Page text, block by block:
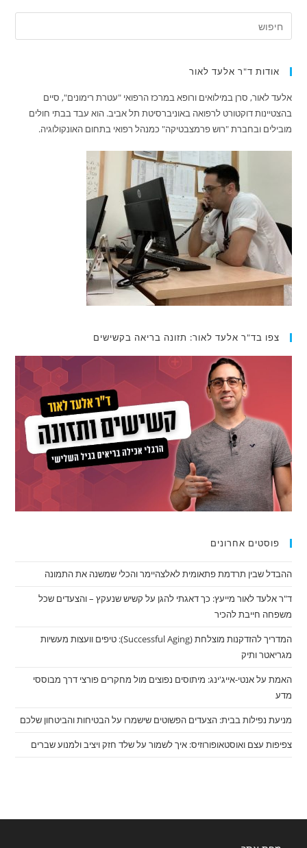
אודות ד"ר אלעד לאור
אלעד לאור, סרן במילואים ורופא במרכז הרפואי "עטרת רימונים", סיים
בהצטיינות דוקטורט לרפואה באוניברסיטת תל אביב. הוא עבד בבתי חולים
מובילים ובחברת "רוש פרמצבטיקה" כמנהל רפואי בתחום האונקולוגיה.
צפו בד"ר אלעד לאור: תזונה בריאה בקשישים
פוסטים אחרונים
ההבדל שבין תרדמת פתאומית לאלצהיימר והכלי שמשנה את התמונה
ד"ר אלעד לאור מייעץ: כך דאגתי להגן על קשיש שנעקץ – והצעדים שכל
משפחה חייבת להכיר
המדריך להזדקנות מוצלחת (Successful Aging): טיפים וועצות מעשיות
מגריאטר ותיק
האמת על אנטי-אייג'ינג: מיתוסים נפוצים מול מחקרים פורצי דרך מבוססי
מדע
מניעת נפילות בבית: הצעדים הפשוטים שישמרו על הבטיחות והביטחון שלכם
צפיפות עצם ואוסטאופורוזיס: איך לשמור על שלד חזק ויציב ולמנוע שברים